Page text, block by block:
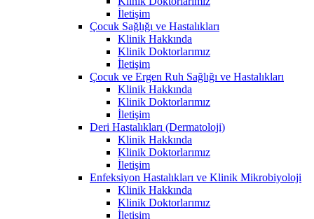
İletişim
Çocuk Sağlığı ve Hastalıkları
Klinik Hakkında
Klinik Doktorlarımız
İletişim
Çocuk ve Ergen Ruh Sağlığı ve Hastalıkları
Klinik Hakkında
Klinik Doktorlarımız
İletişim
Deri Hastalıkları (Dermatoloji)
Klinik Hakkında
Klinik Doktorlarımız
İletişim
Enfeksiyon Hastalıkları ve Klinik Mikrobiyoloji
Klinik Hakkında
Klinik Doktorlarımız
İletişim